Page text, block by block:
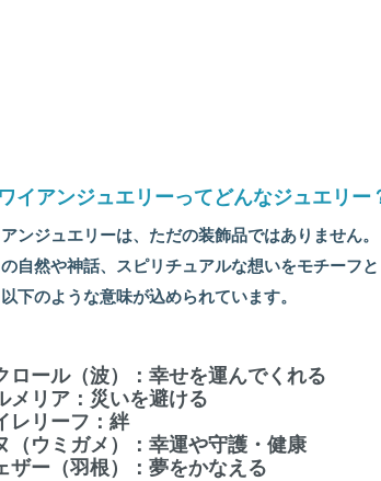
イアンジュエリーってどんなジュエリー
ンジュエリーは、ただの装飾品ではありません。
自然や神話、スピリチュアルな想いをモチーフ
下のような意味が込められています。
ロール（波）：幸せを運んでくれる
メリア：災いを避ける
レリーフ：絆
（ウミガメ）：幸運や守護・健康
ザー（羽根）：夢をかなえる